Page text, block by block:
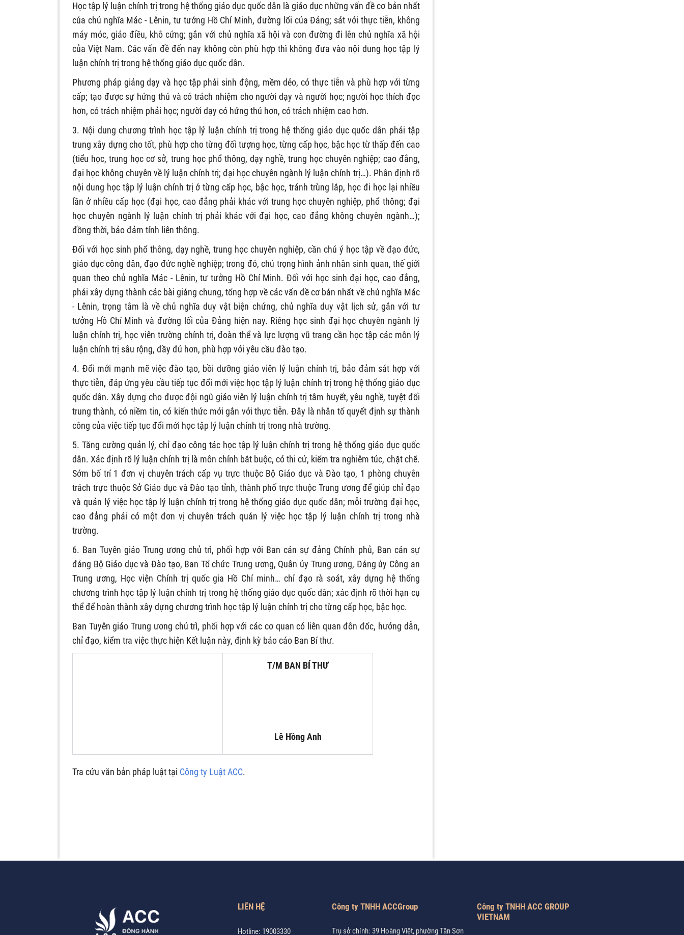
Học tập lý luận chính trị trong hệ thống giáo dục quốc dân là giáo dục những vấn đề cơ bản nhất
của chủ nghĩa Mác - Lênin, tư tưởng Hồ Chí Minh, đường lối của Đảng; sát với thực tiễn, không
máy móc, giáo điều, khô cứng; gắn với chủ nghĩa xã hội và con đường đi lên chủ nghĩa xã hội
của Việt Nam. Các vấn đề đến nay không còn phù hợp thì không đưa vào nội dung học tập lý
luận chính trị trong hệ thống giáo dục quốc dân.
Phương pháp giảng dạy và học tập phải sinh động, mềm dẻo, có thực tiễn và phù hợp với từng
cấp; tạo được sự hứng thú và có trách nhiệm cho người dạy và người học; người học thích đọc
hơn, có trách nhiệm phải học; người dạy có hứng thú hơn, có trách nhiệm cao hơn.
3. Nội dung chương trình học tập lý luận chính trị trong hệ thống giáo dục quốc dân phải tập
trung xây dựng cho tốt, phù hợp cho từng đối tượng học, từng cấp học, bậc học từ thấp đến cao
(tiểu học, trung học cơ sở, trung học phổ thông, dạy nghề, trung học chuyên nghiệp; cao đẳng,
đại học không chuyên về lý luận chính trị; đại học chuyên ngành lý luận chính trị…). Phân định rõ
nội dung học tập lý luận chính trị ở từng cấp học, bậc học, tránh trùng lắp, học đi học lại nhiều
lần ở nhiều cấp học (đại học, cao đẳng phải khác với trung học chuyên nghiệp, phổ thông; đại
học chuyên ngành lý luận chính trị phải khác với đại học, cao đẳng không chuyên ngành…);
đồng thời, bảo đảm tính liên thông.
Đối với học sinh phổ thông, dạy nghề, trung học chuyên nghiệp, cần chú ý học tập về đạo đức,
giáo dục công dân, đạo đức nghề nghiệp; trong đó, chú trọng hình ảnh nhân sinh quan, thế giới
quan theo chủ nghĩa Mác - Lênin, tư tưởng Hồ Chí Minh. Đối với học sinh đại học, cao đẳng,
phải xây dựng thành các bài giảng chung, tổng hợp về các vấn đề cơ bản nhất về chủ nghĩa Mác
- Lênin, trọng tâm là về chủ nghĩa duy vật biện chứng, chủ nghĩa duy vật lịch sử, gắn với tư
tưởng Hồ Chí Minh và đường lối của Đảng hiện nay. Riêng học sinh đại học chuyên ngành lý
luận chính trị, học viên trường chính trị, đoàn thể và lực lượng vũ trang cần học tập các môn lý
luận chính trị sâu rộng, đầy đủ hơn, phù hợp với yêu cầu đào tạo.
4. Đổi mới mạnh mẽ việc đào tạo, bồi dưỡng giáo viên lý luận chính trị, bảo đảm sát hợp với
thực tiễn, đáp ứng yêu cầu tiếp tục đổi mới việc học tập lý luận chính trị trong hệ thống giáo dục
quốc dân. Xây dựng cho được đội ngũ giáo viên lý luận chính trị tâm huyết, yêu nghề, tuyệt đối
trung thành, có niềm tin, có kiến thức mới gắn với thực tiễn. Đây là nhân tố quyết định sự thành
công của việc tiếp tục đổi mới học tập lý luận chính trị trong nhà trường.
5. Tăng cường quản lý, chỉ đạo công tác học tập lý luận chính trị trong hệ thống giáo dục quốc
dân. Xác định rõ lý luận chính trị là môn chính bắt buộc, có thi cử, kiểm tra nghiêm túc, chặt chẽ.
Sớm bố trí 1 đơn vị chuyên trách cấp vụ trực thuộc Bộ Giáo dục và Đào tạo, 1 phòng chuyên
trách trực thuộc Sở Giáo dục và Đào tạo tỉnh, thành phố trực thuộc Trung ương để giúp chỉ đạo
và quản lý việc học tập lý luận chính trị trong hệ thống giáo dục quốc dân; mỗi trường đại học,
cao đẳng phải có một đơn vị chuyên trách quản lý việc học tập lý luận chính trị trong nhà
trường.
6. Ban Tuyên giáo Trung ương chủ trì, phối hợp với Ban cán sự đảng Chính phủ, Ban cán sự
đảng Bộ Giáo dục và Đào tạo, Ban Tổ chức Trung ương, Quân ủy Trung ương, Đảng ủy Công an
Trung ương, Học viện Chính trị quốc gia Hồ Chí minh… chỉ đạo rà soát, xây dựng hệ thống
chương trình học tập lý luận chính trị trong hệ thống giáo dục quốc dân; xác định rõ thời hạn cụ
thể để hoàn thành xây dựng chương trình học tập lý luận chính trị cho từng cấp học, bậc học.
Ban Tuyên giáo Trung ương chủ trì, phối hợp với các cơ quan có liên quan đôn đốc, hướng dẫn,
chỉ đạo, kiểm tra việc thực hiện Kết luận này, định kỳ báo cáo Ban Bí thư.
T/M BAN BÍ THƯ
Lê Hồng Anh
Tra cứu văn bản pháp luật tại Công ty Luật ACC.
LIÊN HỆ
Hotline: 19003330
Công ty TNHH ACCGroup
Trụ sở chính: 39 Hoàng Việt, phường Tân Sơn
Công ty TNHH ACC GROUP
VIETNAM